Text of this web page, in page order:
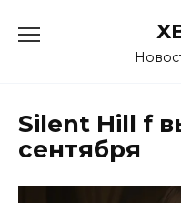
Silent Hill f
сентября